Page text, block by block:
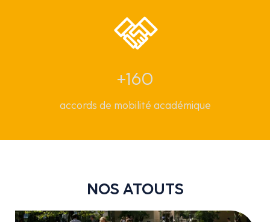
+160
accords de mobilité académique
NOS ATOUTS